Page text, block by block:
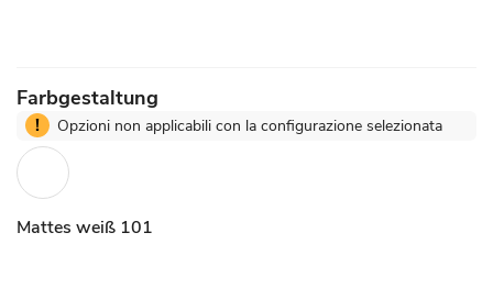
Farbgestaltung
! Opzioni non applicabili con la configurazione selezionata
Mattes weiß 101